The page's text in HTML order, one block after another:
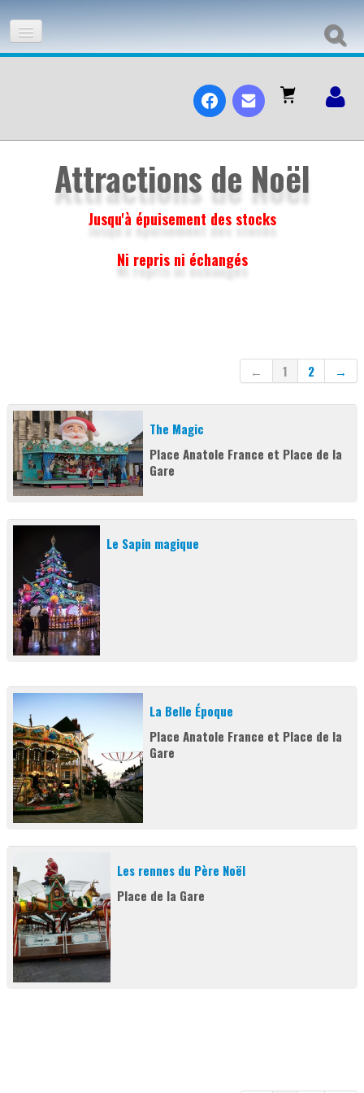
LES VOYAGES ET SORTIES À L'AFFICHE 2026
PRÉVISIONS DES SORTIES 2026
BILLETTERIE COMÉDIE DE TOURS
POUR SE FAIRE BELLE/BEAU
POUR LA MAISON
LA CAVE DE L'AMICALE
HÔPITAL DE CHINON
PARTENAIRES 2026
Attractions de Noël
Jusqu'à épuisement des stocks
Ni repris ni échangés
← 1 2 →
The Magic
Place Anatole France et Place de la
Gare
Le Sapin magique
La Belle Époque
Place Anatole France et Place de la
Gare
Les rennes du Père Noël
Place de la Gare